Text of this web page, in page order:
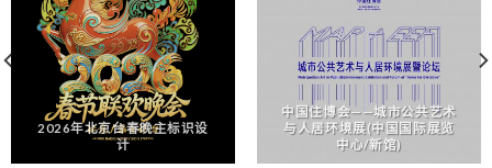
2026年北京台春晚主标识设
计
中国住博会——城市公共艺术
与人居环境展(中国国际展览
中心/新馆)